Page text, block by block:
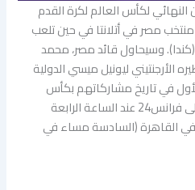
لكأس العالم لكرة القدم
منتخب مصر في أتلانتا في حين تلعب
وسيحاول قائد مصر، محمد
الأرجنتيني ليونيل ميسي الدولية
في تاريخ مشاركاتهم بكأس
العالم. تابعوا المباراة مباشرة على فرانس24 عند الساعة الرابعة
القاهرة (السادسة مساء في